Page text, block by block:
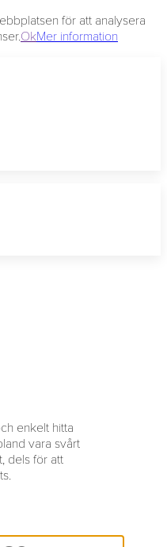
för att analysera
OkMer information
enkelt hitta
vara svårt
dels för att